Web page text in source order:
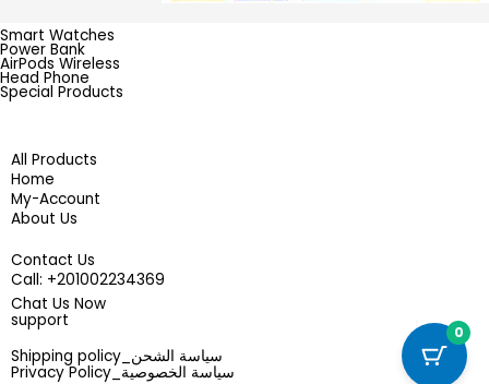
Smart Watches
Power Bank
AirPods Wireless
Head Phone
Special Products
All Products
Home
My-Account
About Us
Contact Us
201002234369+ :Call
Chat Us Now
support
سياسة الشحن_Shipping policy
سياسة الخصوصية_Privacy Policy
0